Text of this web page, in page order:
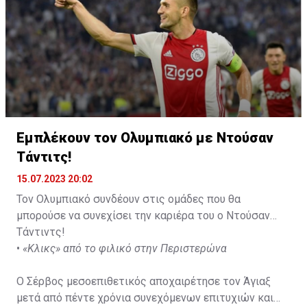
Εμπλέκουν τον Ολυμπιακό με Ντούσαν
Τάντιτς!
15.07.2023 20:02
Τον Ολυμπιακό συνδέουν στις ομάδες που θα
μπορούσε να συνεχίσει την καριέρα του ο Ντούσαν
Τάντιντς!
• «Κλικς» από το φιλικό στην Περιστερώνα
Ο Σέρβος μεσοεπιθετικός αποχαιρέτησε τον Άγιαξ
μετά από πέντε χρόνια συνεχόμενων επιτυχιών και